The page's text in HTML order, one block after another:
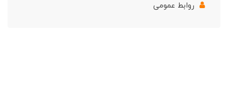
روابط عمومی